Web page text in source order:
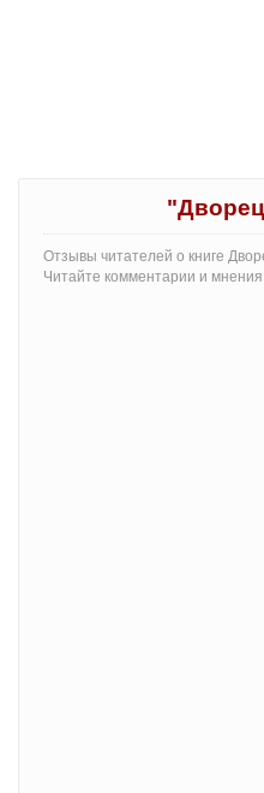
Отзывы читателей о книге
Читайте комментарии и